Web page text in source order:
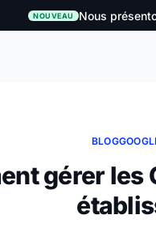
NOUVEAU Nous
BLOG
gérer les